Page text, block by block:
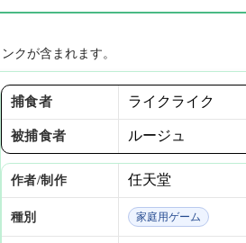
クが含まれます。
捕食者 ライクライク
被捕食者 ルージュ
作者/制作 任天堂
種別 家庭用ゲーム